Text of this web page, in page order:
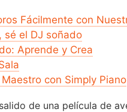
Fácilmente con
sé el DJ soñado
Aprende y Crea
con Simply Piano
de una película de